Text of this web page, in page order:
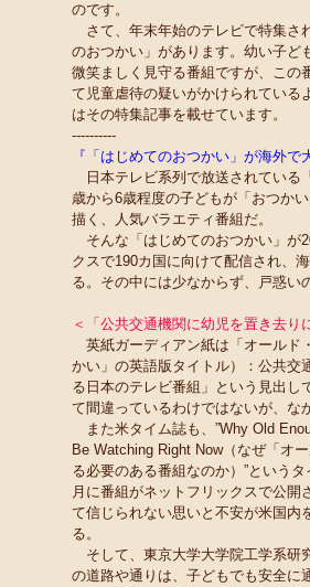
のです。
さて、年末年始のテレビで特集さ
のおつかい」があります。幼い子ど
微笑ましく見守る番組ですが、この
て児童虐待の疑いがかけられている
はその特集記事を載せています。
----------
『「はじめてのおつかい」が海外で
日本テレビ系列で放送されている
歳から6歳程度の子どもが「おつか
描く、人気バラエティ番組だ。
そんな「はじめてのおつかい」が
クスで190カ国に向けて配信され、
る。その中には少なからず、戸惑い
＜「公共交通機関に幼児を置き去り
英紙ガーディアン紙は「オールド
かい」の英語版タイトル）：公共交
る日本のテレビ番組」という見出し
て間違っているわけではないが、な
また米タイム誌も、”Why Old
Be Watching Right Now（なぜ「オ
る必要のある番組なのか）”という
月に番組がネットフリックスで公開
て信じられない思いと不安が米国内
る。
そして、東京大学大学院工学系研
の道路や通りは、子どもでも安全に